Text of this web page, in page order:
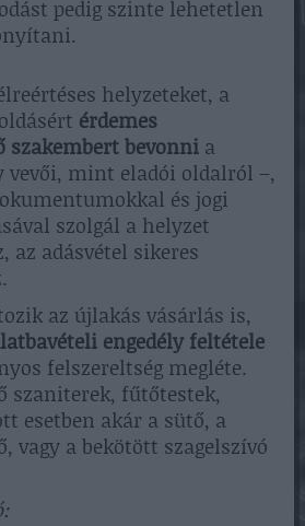
pedig szinte lehetetlen
helyzeteket, a
érdemes
bevonni a
vevői, mint eladói oldalról –,
és jogi
szolgál a helyzet
az adásvétel sikeres
az újlakás vásárlás is,
engedély feltétele
felszereltség megléte.
szaniterek, fűtőtestek,
esetben akár a sütő, a
vagy a bekötött szagelszívó